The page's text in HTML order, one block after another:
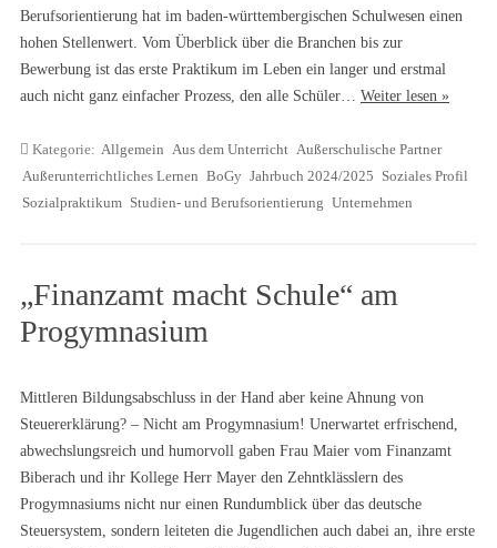
Berufsorientierung hat im baden-württembergischen Schulwesen einen
hohen Stellenwert. Vom Überblick über die Branchen bis zur
Bewerbung ist das erste Praktikum im Leben ein langer und erstmal
auch nicht ganz einfacher Prozess, den alle Schüler… Weiter lesen »
Kategorie: Allgemein Aus dem Unterricht Außerschulische Partner
Außerunterrichtliches Lernen BoGy Jahrbuch 2024/2025 Soziales Profil
Sozialpraktikum Studien- und Berufsorientierung Unternehmen
„Finanzamt macht Schule“ am
Progymnasium
Mittleren Bildungsabschluss in der Hand aber keine Ahnung von
Steuererklärung? – Nicht am Progymnasium! Unerwartet erfrischend,
abwechslungsreich und humorvoll gaben Frau Maier vom Finanzamt
Biberach und ihr Kollege Herr Mayer den Zehntklässlern des
Progymnasiums nicht nur einen Rundumblick über das deutsche
Steuersystem, sondern leiteten die Jugendlichen auch dabei an, ihre erste